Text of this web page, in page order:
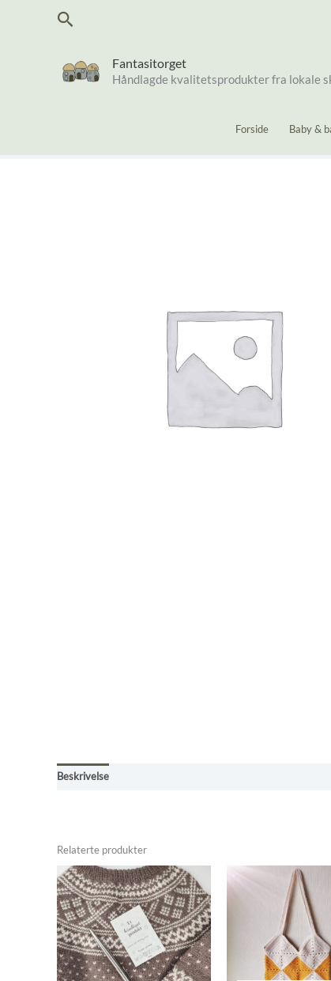
Søk
Fantasitorget
Håndlagde kvalitetsprodukter fra lokale
Forside Baby &
Beskrivelse
Relaterte produkter